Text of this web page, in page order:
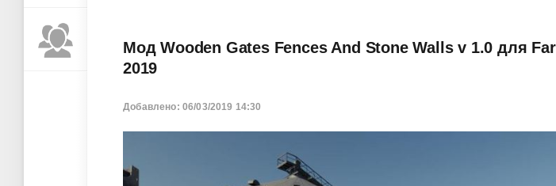
Мод Wooden Gates Fences And Stone Walls v 1.0 для
2019
Добавлено: 06/03/2019 14:30